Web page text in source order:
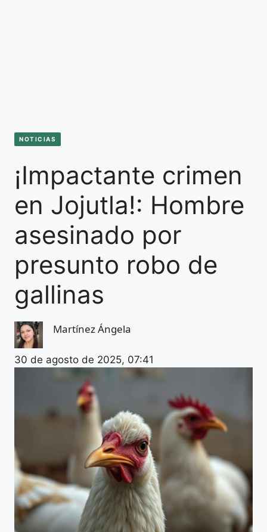
NOTICIAS
¡Impactante crimen
en Jojutla!: Hombre
asesinado por
presunto robo de
gallinas
Martínez Ángela
30 de agosto de 2025, 07:41